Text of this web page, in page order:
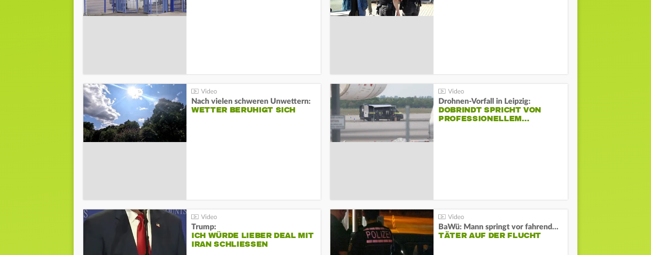
Nach vielen schweren Unwettern:
WETTER BERUHIGT SICH
Drohnen-Vorfall in Leipzig:
DOBRINDT SPRICHT VON
PROFESSIONELLEM…
Trump:
ICH WÜRDE LIEBER DEAL MIT
IRAN SCHLIESSEN
BaWü: Mann springt vor fahrendes Auto und schießt
TÄTER AUF DER FLUCHT